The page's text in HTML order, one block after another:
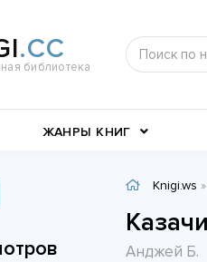
.CC
библиотека
ЖАНРЫ КНИГ
Knigi.ws »
Анджей Б.